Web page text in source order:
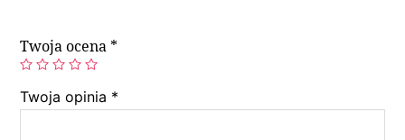
Twoja ocena *
Twoja opinia *